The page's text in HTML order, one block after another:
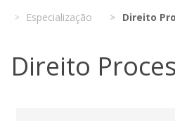
Especialização
Direito
Direito